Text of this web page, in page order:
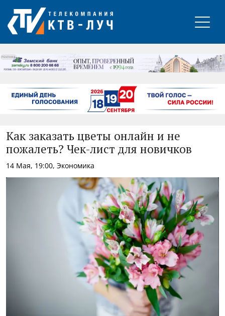
РЕКЛАМА
Как заказать цветы онлайн и не
пожалеть? Чек-лист для новичков
14 Мая, 19:00, Экономика